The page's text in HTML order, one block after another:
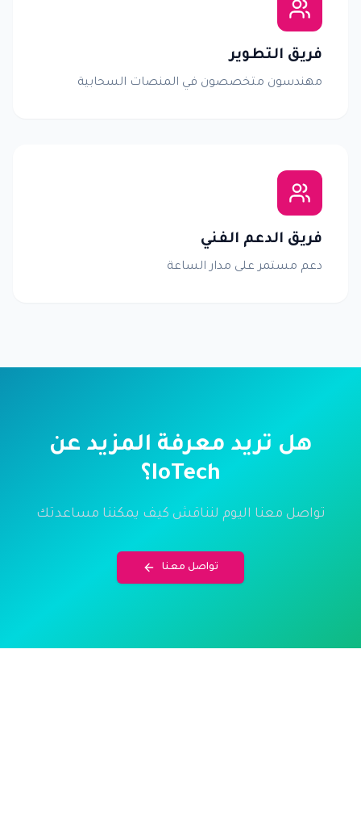
فريق التطوير
مهندسون متخصصون في المنصات السحابية
فريق الدعم الفني
دعم مستمر على مدار الساعة
هل تريد معرفة المزيد عن
IoTech؟
تواصل معنا اليوم لنناقش كيف يمكننا مساعدتك
تواصل معنا